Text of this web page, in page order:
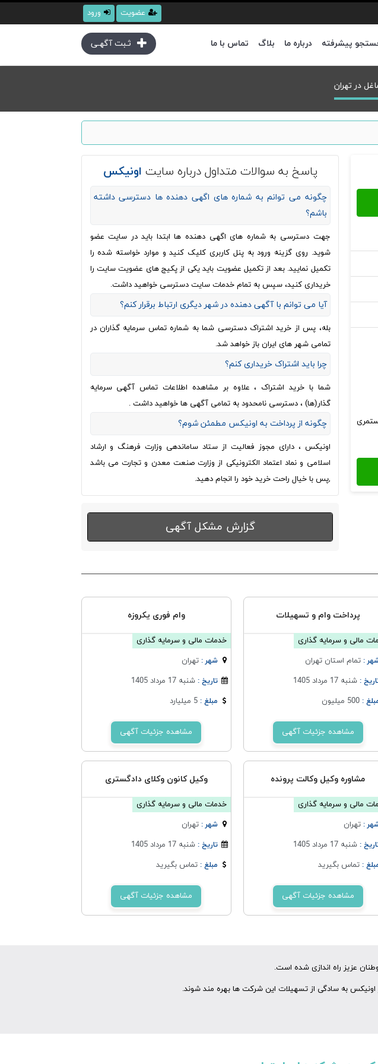
ورود عضویت
ثـبت آگهـی پیشرفته درباره ما بلاگ تماس با ما
در تهران
پاسخ به سوالات متداول درباره سایت اونیکس
چگونه می توانم به شماره های اگهی دهنده ها دسترسی داشته
باشم؟
جهت دسترسی به شماره های اگهی دهنده ها ابتدا باید در سایت عضو
شوید. روی گزینه ورود به پنل کاربری کلیک کنید و موارد خواسته شده را
تکمیل نمایید. بعد از تکمیل عضویت باید یکی از پکیج های عضویت سایت را
خریداری کنید، سپس به تمام خدمات سایت دسترسی خواهید داشت.
آیا می توانم با آگهی دهنده در شهر دیگری ارتباط برقرار کنم؟
بله، پس از خرید اشتراک دسترسی شما به شماره تماس سرمایه گذاران در
تمامی شهر های ایران باز خواهد شد.
چرا باید اشتراک خریداری کنم؟
شما با خرید اشتراک ، علاوه بر مشاهده اطلاعات تماس آگهی سرمایه
گذار(ها) ، دسترسی نامحدود به تمامی آگهی ها خواهید داشت .
چگونه از پرداخت به اونیکس مطمئن شوم؟
اونیکس ، دارای مجوز فعالیت از ستاد ساماندهی وزارت فرهنگ و ارشاد
اسلامی و نماد اعتماد الکترونیکی از وزارت صنعت معدن و تجارت می باشد
,پس با خیال راحت خرید خود را انجام دهید.
گزارش مشکل آگهی
پرداخت وام و تسهیلات
مالی و سرمایه گذاری
:تمام استان تهران
:شنبه 17 مرداد 1405
:500 میلیون
مشاهده جزئیات آگهی
وام فوری یکروزه
خدمات مالی و سرمایه گذاری
شهر : تهران
تاریخ : شنبه 17 مرداد 1405
مبلغ : 5 میلیارد
مشاهده جزئیات آگهی
مشاوره وکیل وکالت پرونده
مالی و سرمایه گذاری
:تهران
:شنبه 17 مرداد 1405
:تماس بگیرید
مشاهده جزئیات آگهی
وکیل کانون وکلای دادگستری
خدمات مالی و سرمایه گذاری
شهر : تهران
تاریخ : شنبه 17 مرداد 1405
مبلغ : تماس بگیرید
مشاهده جزئیات آگهی
عزیز راه اندازی شده است.
به سادگی از تسهیلات این شرکت ها بهره مند شوند.